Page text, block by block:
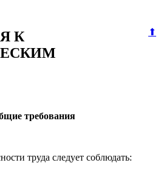
⬆
К
требования
труда следует соблюдать: